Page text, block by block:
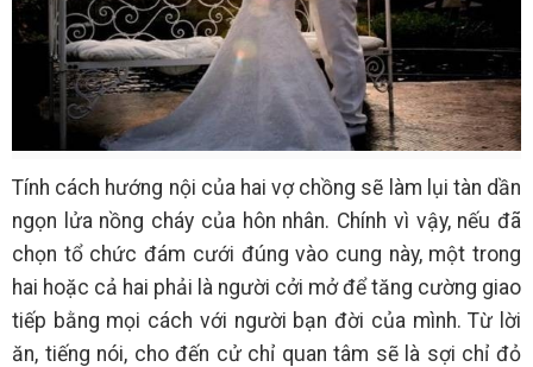
Tính cách hướng nội của hai vợ chồng sẽ làm lụi tàn dần
ngọn lửa nồng cháy của hôn nhân. Chính vì vậy, nếu đã
chọn tổ chức đám cưới đúng vào cung này, một trong
hai hoặc cả hai phải là người cởi mở để tăng cường giao
tiếp bằng mọi cách với người bạn đời của mình. Từ lời
ăn, tiếng nói, cho đến cử chỉ quan tâm sẽ là sợi chỉ đỏ